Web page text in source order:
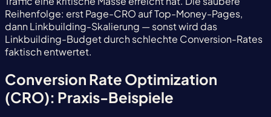
Reihenfolge: erst Page-CRO auf Top-Money-Pages,
dann Linkbuilding-Skalierung — sonst wird das
Linkbuilding-Budget durch schlechte Conversion-Rates
faktisch entwertet.
Conversion Rate Optimization
(CRO): Praxis-Beispiele